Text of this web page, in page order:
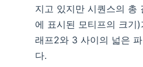
지고 있지만 시퀀스의 총
에 표시된 모티프의 크기
래프2와 3 사이의 넓은
다.